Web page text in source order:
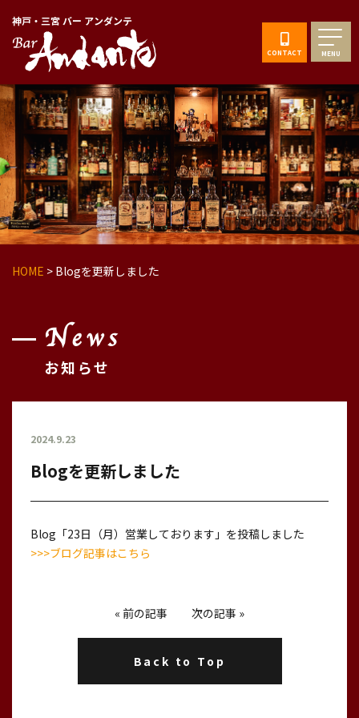
神戸・三宮 バー アンダンテ
CONTACT MENU
HOME > Blogを更新しました
News
お知らせ
2024.9.23
Blogを更新しました
Blog「23日（月）営業しております」を投稿しました
>>>ブログ記事はこちら
« 前の記事 次の記事 »
Back to Top